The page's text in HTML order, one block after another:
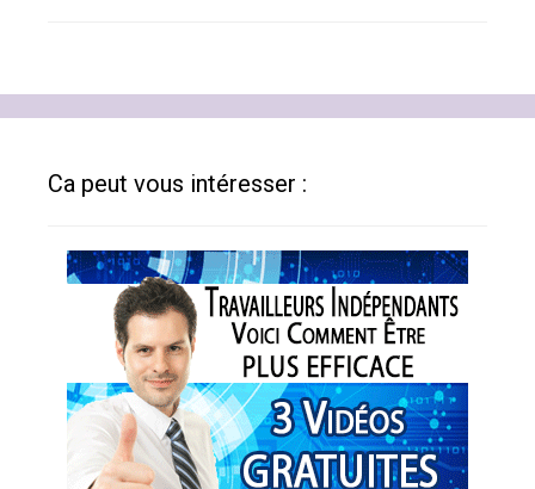
Ca peut vous intéresser :